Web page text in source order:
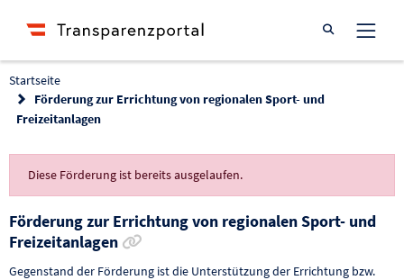
Suche öffnen
Startseite
Förderung zur Errichtung von regionalen Sport- und
Freizeitanlagen
Diese Förderung ist bereits ausgelaufen.
Förderung zur Errichtung von regionalen Sport- und
Freizeitanlagen
Gegenstand der Förderung ist die Unterstützung der Errichtung bzw.